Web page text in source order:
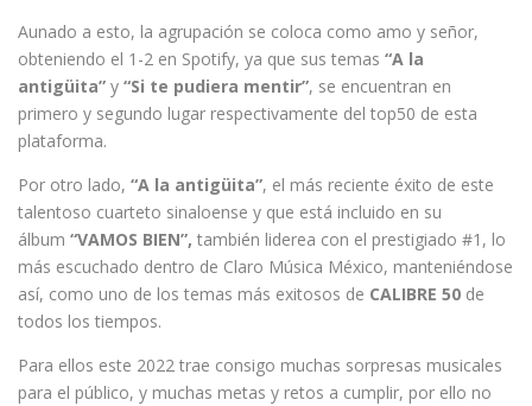
Aunado a esto, la agrupación se coloca como amo y señor,
obteniendo el 1-2 en Spotify, ya que sus temas “A la
antigüita” y “Si te pudiera mentir”, se encuentran en
primero y segundo lugar respectivamente del top50 de esta
plataforma.
Por otro lado, “A la antigüita”, el más reciente éxito de este
talentoso cuarteto sinaloense y que está incluido en su
álbum “VAMOS BIEN”, también liderea con el prestigiado #1, lo
más escuchado dentro de Claro Música México, manteniéndose
así, como uno de los temas más exitosos de CALIBRE 50 de
todos los tiempos.
Para ellos este 2022 trae consigo muchas sorpresas musicales
para el público, y muchas metas y retos a cumplir, por ello no